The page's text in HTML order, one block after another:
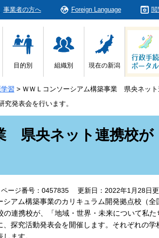
事業者の方へ Foreign Language 閲
目的別 組織別 現在の新潟
習 > ＷＷＬコンソーシアム構築事業 県央ネッ
発表会を行います。
県央ネット連携校が
ページ番号：0457835 更新日：2022年1月28日
アム構築事業のカリキュラム開発拠点校（全
連携校が、「地域・世界・未来について私た
探究活動発表会を開催します。それぞれの学